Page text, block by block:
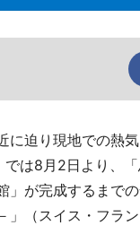
に迫り現地での熱
は8月2日より、
」が完成するまで
」（スイス・フラ